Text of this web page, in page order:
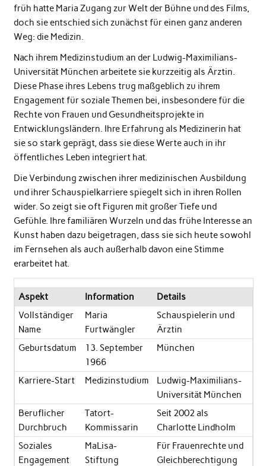
früh hatte Maria Zugang zur Welt der Bühne und des Films,
doch sie entschied sich zunächst für einen ganz anderen
Weg: die Medizin.
Nach ihrem Medizinstudium an der Ludwig-Maximilians-
Universität München arbeitete sie kurzzeitig als Ärztin.
Diese Phase ihres Lebens trug maßgeblich zu ihrem
Engagement für soziale Themen bei, insbesondere für die
Rechte von Frauen und Gesundheitsprojekte in
Entwicklungsländern. Ihre Erfahrung als Medizinerin hat
sie so stark geprägt, dass sie diese Werte auch in ihr
öffentliches Leben integriert hat.
Die Verbindung zwischen ihrer medizinischen Ausbildung
und ihrer Schauspielkarriere spiegelt sich in ihren Rollen
wider. So zeigt sie oft Figuren mit großer Tiefe und
Gefühle. Ihre familiären Wurzeln und das frühe Interesse an
Kunst haben dazu beigetragen, dass sie sich heute sowohl
im Fernsehen als auch außerhalb davon eine Stimme
erarbeitet hat.
Aspekt Information
Details
Vollständiger
Name
Maria
Furtwängler
Schauspielerin und
Ärztin
Geburtsdatum
13. September
1966
München
Karriere-Start Medizinstudium
Ludwig-Maximilians-
Universität München
Beruflicher
Durchbruch
Tatort-
Kommissarin
Seit 2002 als
Charlotte Lindholm
Soziales
Engagement
MaLisa-
Stiftung
Für Frauenrechte und
Gleichberechtigung